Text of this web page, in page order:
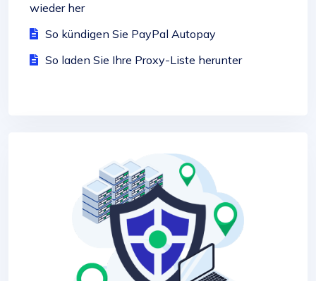
wieder her
So kündigen Sie PayPal Autopay
So laden Sie Ihre Proxy-Liste herunter